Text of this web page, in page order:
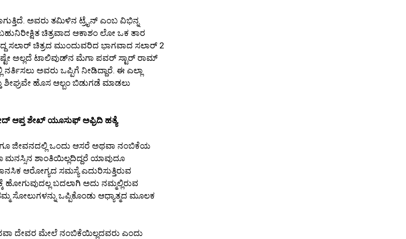
ಅವರು ತಮಿಳಿನ ಟ್ರೈನ್ ಎಂಬ ವಿಭಿನ್ನ
ಚಿತ್ರವಾದ ಆಕಾಶಂ ಲೋ ಒಕ ತಾರ
ಸಲಾರ್ ಚಿತ್ರದ ಮುಂದುವರಿದ ಭಾಗವಾದ ಸಲಾರ್ 2
ಅಲ್ಲದೆ ಟಾಲಿವುಡ್‌ನ ಮೆಗಾ ಪವರ್ ಸ್ಟಾರ್ ರಾಮ್
ಅವರು ಒಪ್ಪಿಗೆ ನೀಡಿದ್ದಾರೆ. ಈ ಎಲ್ಲಾ
ಹೊಸ ಆಲ್ಬಂ ಬಿಡುಗಡೆ ಮಾಡಲು
ಆಪ್ತ ಶೇಖ್ ಯೂಸುಫ್ ಅಫ್ರಿದಿ ಹತ್ಯೆ
ಜೀವನದಲ್ಲಿ ಒಂದು ಆಸರೆ ಅಥವಾ ನಂಬಿಕೆಯ
ಮನಸ್ಸಿನ ಶಾಂತಿಯಿಲ್ಲದಿದ್ದರೆ ಯಾವುದೂ
ಆರೋಗ್ಯದ ಸಮಸ್ಯೆ ಎದುರಿಸುತ್ತಿರುವ
ಹೋಗುವುದಲ್ಲ ಬದಲಾಗಿ ಅದು ನಮ್ಮಲ್ಲಿರುವ
ಸೋಲುಗಳನ್ನು ಒಪ್ಪಿಕೊಂಡು ಆಧ್ಯಾತ್ಮದ ಮೂಲಕ
ದೇವರ ಮೇಲೆ ನಂಬಿಕೆಯಿಲ್ಲದವರು ಎಂದು